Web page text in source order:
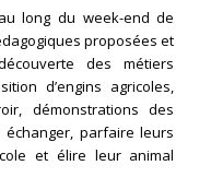
long du week-end de
proposées et
des métiers
d’engins agricoles,
démonstrations des
parfaire leurs
et élire leur animal